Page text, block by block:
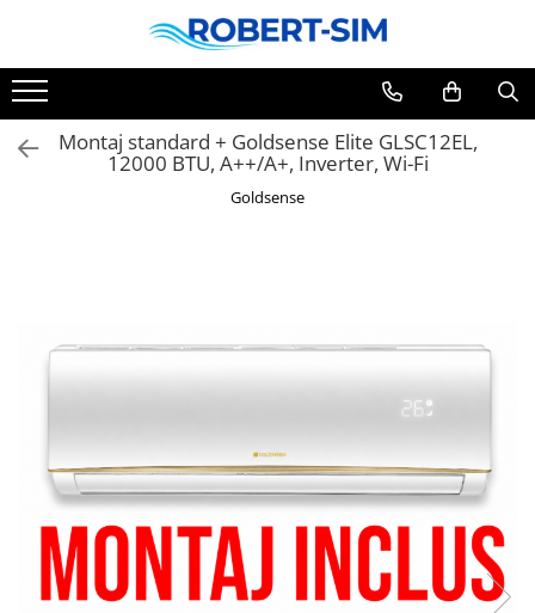
Montaj standard + Goldsense Elite GLSC12EL,
12000 BTU, A++/A+, Inverter, Wi-Fi
Goldsense